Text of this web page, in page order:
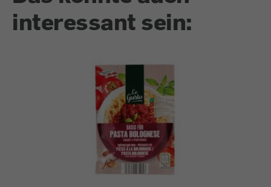
interessant sein: